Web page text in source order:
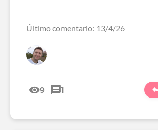
Último comentario: 13/4/26
9 1